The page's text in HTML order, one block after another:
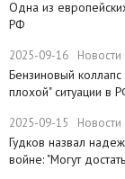
Одна из
РФ
2025-09-16 Новости
​Бензиновый
плохой" ситуации в
2025-09-15 Новости
Гудков назвал
войне: "Могут